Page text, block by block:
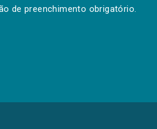
de preenchimento obrigatório.